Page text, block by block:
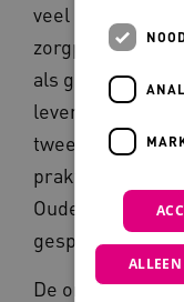
veel concreter
als gezondheid,
leven aan de
twee jongeren,
praktische
Ouders en
gesprek gaan.’
De